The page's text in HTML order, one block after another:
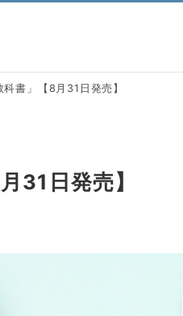
科書」【8月31日発売】
31日発売】